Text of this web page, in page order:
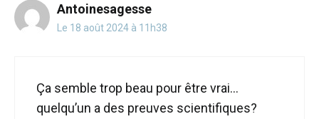
Antoinesagesse
Le 18 août 2024 à 11h38
Ça semble trop beau pour être vrai…
quelqu’un a des preuves scientifiques?